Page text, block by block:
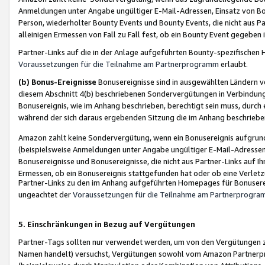
Anmeldungen unter Angabe ungültiger E-Mail-Adressen, Einsatz von
Person, wiederholter Bounty Events und Bounty Events, die nicht
alleinigen Ermessen von Fall zu Fall fest, ob ein Bounty Event
Partner-Links auf die in der Anlage aufgeführten Bounty-spezifischen
Voraussetzungen für die Teilnahme am Partnerprogramm erlaubt.
(b) Bonus-Ereignisse Bonusereignisse sind in ausgewählten Ländern
diesem Abschnitt 4(b) beschriebenen Sondervergütungen in
Bonusereignis, wie im Anhang beschrieben, berechtigt sein muss,
während der sich daraus ergebenden Sitzung die im Anhang
Amazon zahlt keine Sondervergütung, wenn ein Bonusereignis
(beispielsweise Anmeldungen unter Angabe ungültiger E-Mail-
Bonusereignisse und Bonusereignisse, die nicht aus Partner-Links auf
Ermessen, ob ein Bonusereignis stattgefunden hat oder ob eine
Partner-Links zu den im Anhang aufgeführten Homepages für
ungeachtet derVoraussetzungen für die Teilnahme am
5. Einschränkungen in Bezug auf Vergütungen
Partner-Tags sollten nur verwendet werden, um von den
Namen handelt) versuchst, Vergütungen sowohl vom Amazon